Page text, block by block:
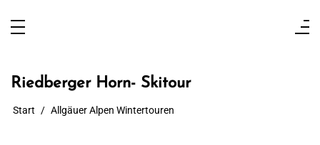
Riedberger Horn- Skitour
Start Allgäuer Alpen Wintertouren